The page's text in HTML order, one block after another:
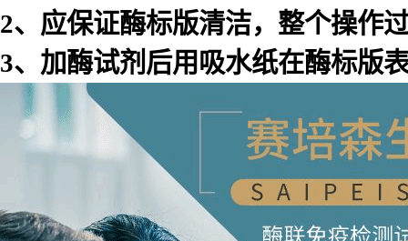
2、应保证酶标版清洁，整个操作
3、加酶试剂后用吸水纸在酶标版